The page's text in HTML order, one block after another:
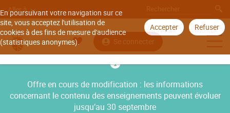
En poursuivant votre navigation sur ce
site, vous acceptez l'utilisation de
cookies à des fins de mesure d'audience
(statistiques anonymes).
Accepter Refuser
Aller à
Se connecter
Offre en cours de modification : les informations
concernant le contenu des enseignements peuvent évoluer
jusqu’au 30 septembre